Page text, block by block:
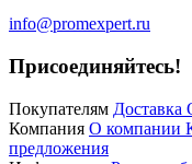
info@promexpert.ru
Присоединяйтесь!
Покупателям Доставка
Компания О компании
предложения